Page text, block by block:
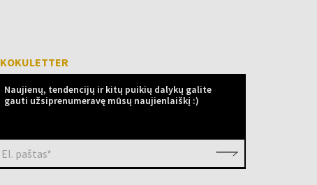
KOKULETTER
Naujienų, tendencijų ir kitų puikių dalykų galite
gauti užsiprenumeravę mūsų naujienlaiškį :)
El. paštas*